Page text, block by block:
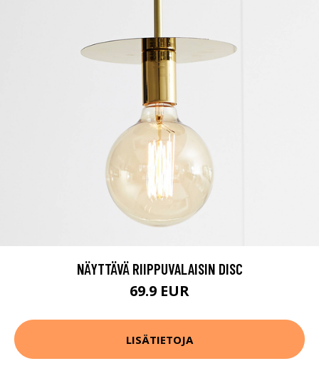
NÄYTTÄVÄ RIIPPUVALAISIN DISC
69.9 EUR
LISÄTIETOJA